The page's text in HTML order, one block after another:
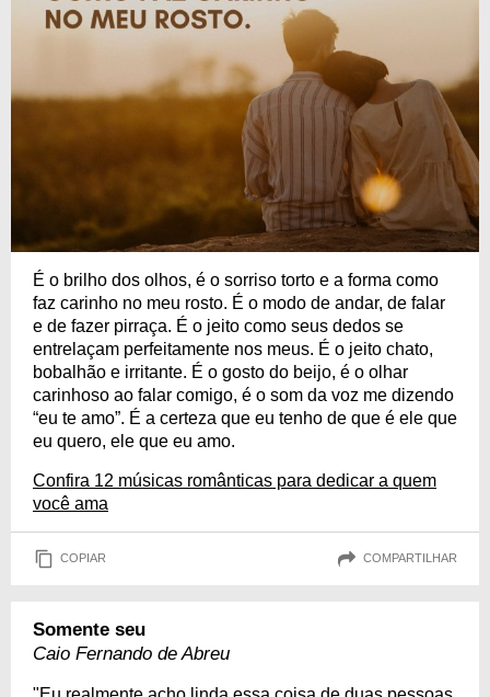
É o brilho dos olhos, é o sorriso torto e a forma como
faz carinho no meu rosto. É o modo de andar, de falar
e de fazer pirraça. É o jeito como seus dedos se
entrelaçam perfeitamente nos meus. É o jeito chato,
bobalhão e irritante. É o gosto do beijo, é o olhar
carinhoso ao falar comigo, é o som da voz me dizendo
“eu te amo”. É a certeza que eu tenho de que é ele que
eu quero, ele que eu amo.
Confira 12 músicas românticas para dedicar a quem
você ama
COPIAR COMPARTILHAR
Somente seu
Caio Fernando de Abreu